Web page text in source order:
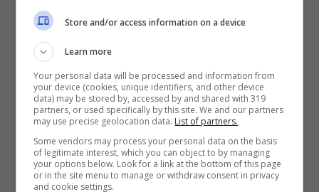
sardegna – ttiviaggi.it
Una regione dal gusto e fascino autentico
Immagina di gustare una squisitapasta al
tonno rosso a Carloforte,di assaggiare le
Store and/or access information on a device
Learn more
Your personal data will be processed and information from
your device (cookies, unique identifiers, and other device
data) may be stored by, accessed by and shared with 319
partners, or used specifically by this site. We and our partners
may use precise geolocation data. List of partners.
Some vendors may process your personal data on the basis
of legitimate interest, which you can object to by managing
your options below. Look for a link at the bottom of this page
or in the site menu to manage or withdraw consent in privacy
and cookie settings.